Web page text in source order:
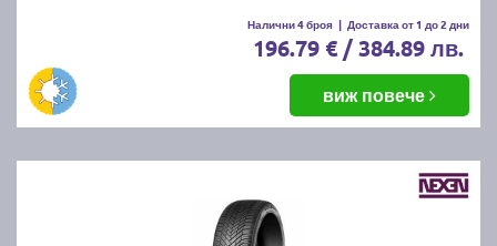
Налични 4 броя | Доставка от 1 до 2 дни
196.79 € / 384.89 лв.
виж повече